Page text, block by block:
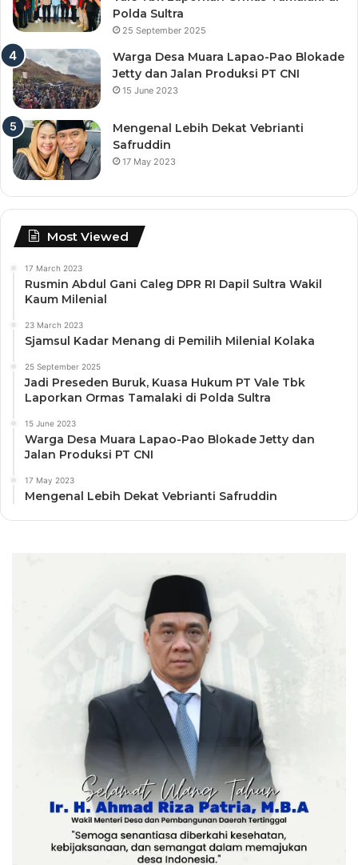
Polda Sultra
25 September 2025
Warga Desa Muara Lapao-Pao Blokade
Jetty dan Jalan Produksi PT CNI
15 June 2023
Mengenal Lebih Dekat Vebrianti
Safruddin
17 May 2023
Most Viewed
17 March 2023
Rusmin Abdul Gani Caleg DPR RI Dapil Sultra Wakil
Kaum Milenial
23 March 2023
Sjamsul Kadar Menang di Pemilih Milenial Kolaka
25 September 2025
Jadi Preseden Buruk, Kuasa Hukum PT Vale Tbk
Laporkan Ormas Tamalaki di Polda Sultra
15 June 2023
Warga Desa Muara Lapao-Pao Blokade Jetty dan
Jalan Produksi PT CNI
17 May 2023
Mengenal Lebih Dekat Vebrianti Safruddin